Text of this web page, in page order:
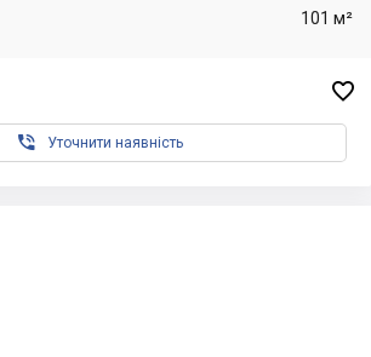
101 м²

 Уточнити наявність